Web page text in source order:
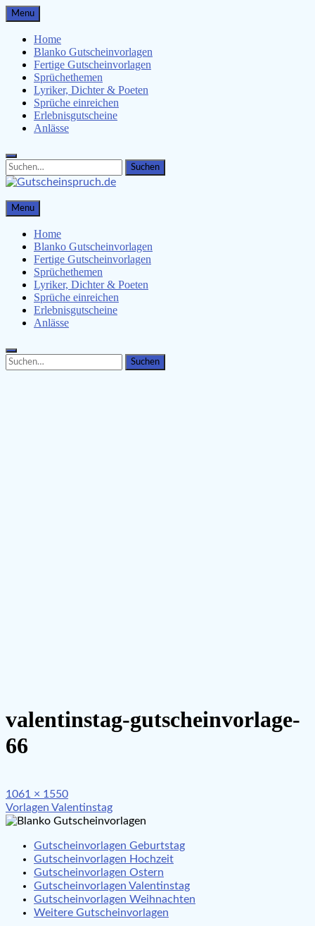
Skip
to
content
Menu
Home
Blanko Gutscheinvorlagen
Fertige Gutscheinvorlagen
Sprüchethemen
Lyriker, Dichter & Poeten
Sprüche einreichen
Erlebnisgutscheine
Anlässe
Search
for:
Search
Gutscheinspruch.de
Gutscheinsprüche & Gutscheinvorlagen finden
Menu
Home
Blanko Gutscheinvorlagen
Fertige Gutscheinvorlagen
Sprüchethemen
Lyriker, Dichter & Poeten
Sprüche einreichen
Erlebnisgutscheine
Anlässe
Search
for:
Search
valentinstag-gutscheinvorlage-
66
Full
size
1061 × 1550
Beitragsnavigation
Vorlagen Valentinstag
Gutscheinvorlagen Geburtstag
Gutscheinvorlagen Hochzeit
Gutscheinvorlagen Ostern
Gutscheinvorlagen Valentinstag
Gutscheinvorlagen Weihnachten
Weitere Gutscheinvorlagen